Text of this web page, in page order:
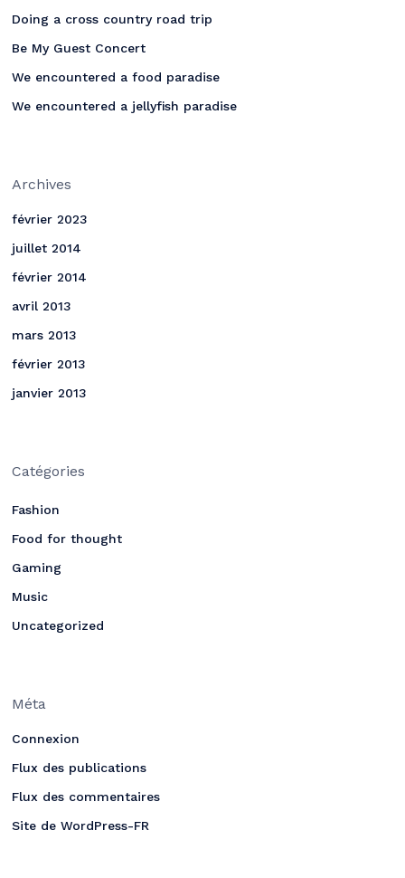
Doing a cross country road trip
Be My Guest Concert
We encountered a food paradise
We encountered a jellyfish paradise
Archives
février 2023
juillet 2014
février 2014
avril 2013
mars 2013
février 2013
janvier 2013
Catégories
Fashion
Food for thought
Gaming
Music
Uncategorized
Méta
Connexion
Flux des publications
Flux des commentaires
Site de WordPress-FR